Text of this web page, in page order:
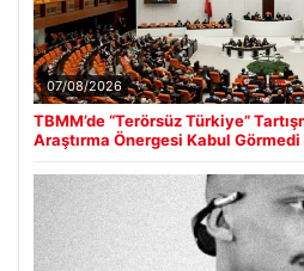
07/08/2026
TBMM’de “Terörsüz Türkiye”
Araştırma Önergesi Kabul Görmedi